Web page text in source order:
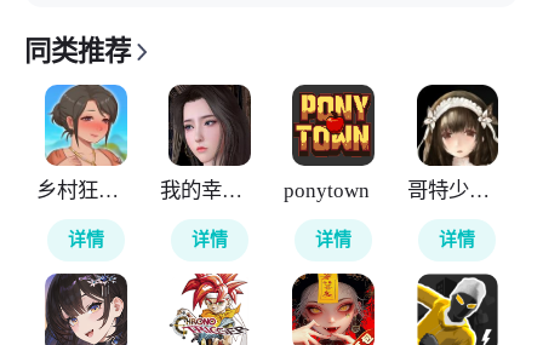
同类推荐
乡村狂想曲
详情
我的幸福人生
详情
ponytown
详情
哥特少女勇闯恶魔城2
详情